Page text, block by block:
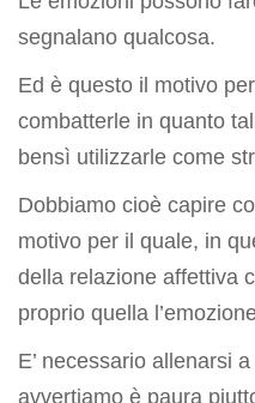
segnalano qualcosa.
Ed è questo il motivo
combatterle in quanto
bensì utilizzarle come
Dobbiamo cioè capire
motivo per il quale, in
della relazione affettiva
proprio quella
E’ necessario allenarsi
avvertiamo è paura